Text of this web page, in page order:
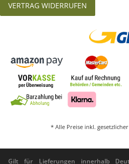
VERTRAG WIDERRUFEN
* Alle Preise inkl. gesetzlicher
Gilt für Lieferungen innerhalb